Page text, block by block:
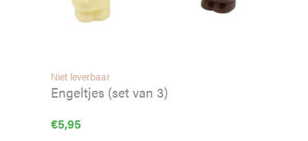
Niet leverbaar
Engeltjes (set van 3)
€5,95